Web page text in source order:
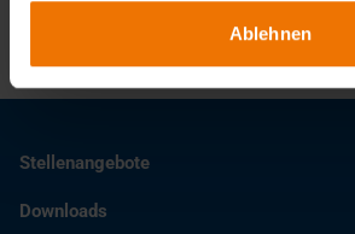
Ablehnen
Stellenangebote
Downloads